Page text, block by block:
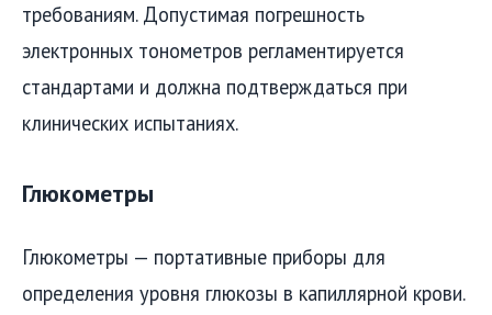
требованиям. Допустимая погрешность
электронных тонометров регламентируется
стандартами и должна подтверждаться при
клинических испытаниях.
Глюкометры
Глюкометры — портативные приборы для
определения уровня глюкозы в капиллярной крови.